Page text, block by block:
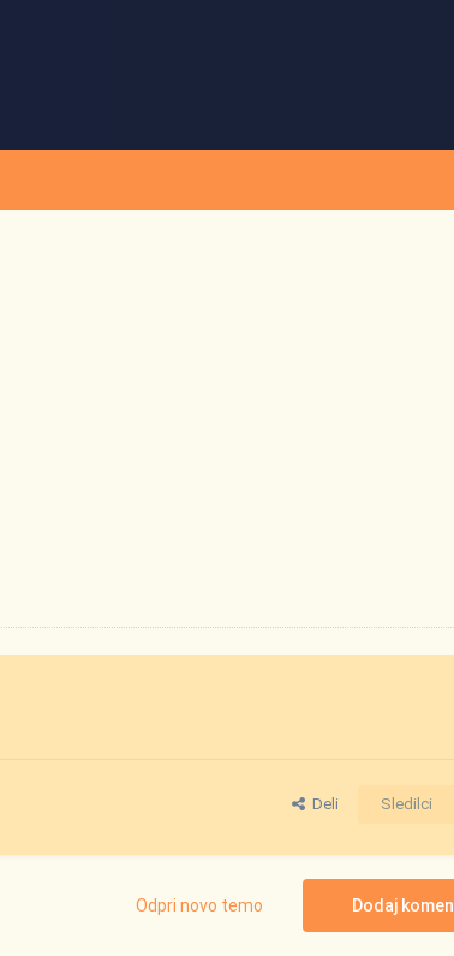
Deli Sledilci
Dodaj
Odpri novo temo